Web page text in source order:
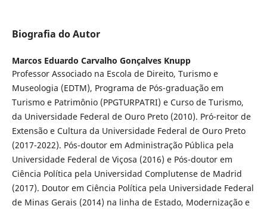
Biografia do Autor
Marcos Eduardo Carvalho Gonçalves Knupp
Professor Associado na Escola de Direito, Turismo e
Museologia (EDTM), Programa de Pós-graduação em
Turismo e Patrimônio (PPGTURPATRI) e Curso de Turismo,
da Universidade Federal de Ouro Preto (2010). Pró-reitor de
Extensão e Cultura da Universidade Federal de Ouro Preto
(2017-2022). Pós-doutor em Administração Pública pela
Universidade Federal de Viçosa (2016) e Pós-doutor em
Ciência Política pela Universidad Complutense de Madrid
(2017). Doutor em Ciência Política pela Universidade Federal
de Minas Gerais (2014) na linha de Estado, Modernização e